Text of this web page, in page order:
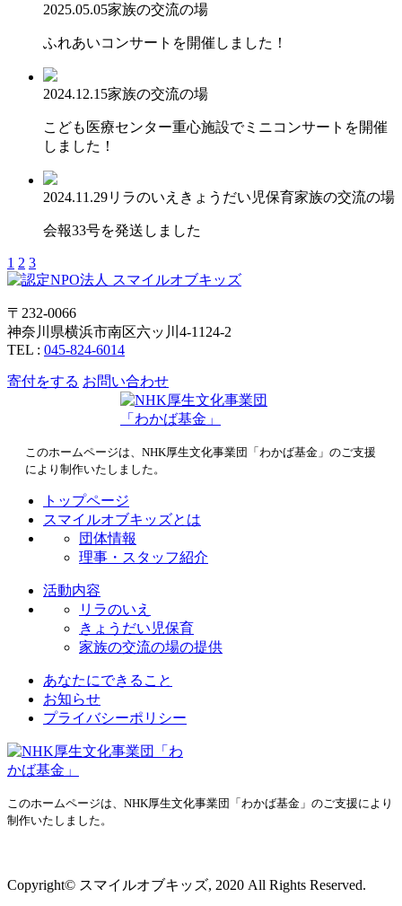
2025.05.05家族の交流の場
ふれあいコンサートを開催しました！
2024.12.15家族の交流の場
こども医療センター重心施設でミニコンサートを開催
しました！
2024.11.29リラのいえ きょうだい児保育家族の交流の場
会報33号を発送しました
1 2 3
〒232-0066
神奈川県横浜市南区六ッ川4-1124-2
TEL : 045-824-6014
寄付をする お問い合わせ
このホームページは、NHK厚生文化事業団「わかば基金」のご支援
により制作いたしました。
トップページ
スマイルオブキッズとは
団体情報
理事・スタッフ紹介
活動内容
リラのいえ
きょうだい児保育
家族の交流の場の提供
あなたにできること
お知らせ
プライバシーポリシー
このホームページは、NHK厚生文化事業団「わかば基金」のご支援により
制作いたしました。
Copyright© スマイルオブキッズ, 2020 All Rights Reserved.